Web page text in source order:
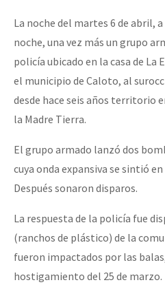
La noche del martes 6 de abril, a
noche, una vez más un grupo
policía ubicado en la casa de La
el municipio de Caloto, al
desde hace seis años territorio
la Madre Tierra.
El grupo armado lanzó dos
cuya onda expansiva se sintió
Después sonaron disparos.
La respuesta de la policía fue
(ranchos de plástico) de la
fueron impactados por las
hostigamiento del 25 de marzo.